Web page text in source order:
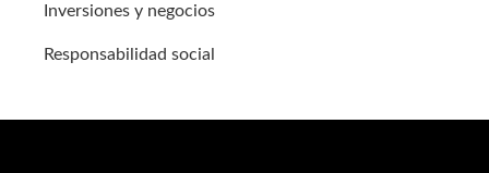
Inversiones y negocios
Responsabilidad social